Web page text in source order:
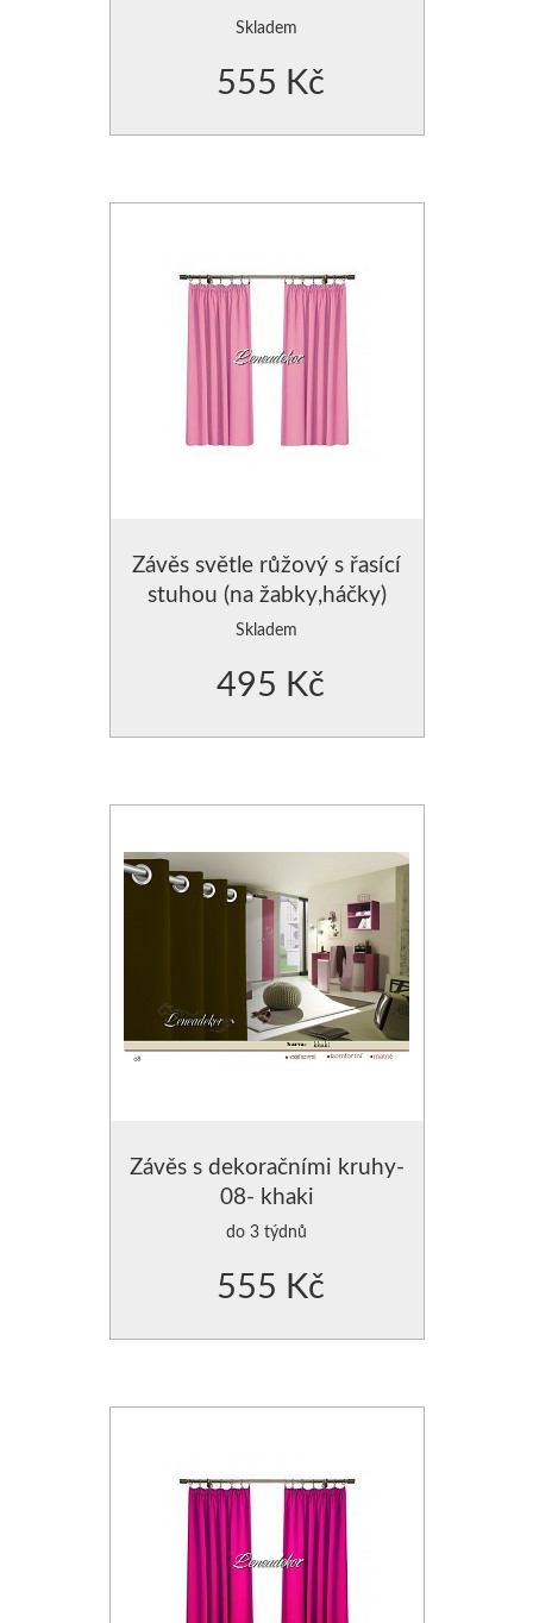
Skladem
555 Kč
Závěs světle růžový s řasící
stuhou (na žabky,háčky)
Skladem
495 Kč
Závěs s dekoračními kruhy-
08- khaki
do 3 týdnů
555 Kč